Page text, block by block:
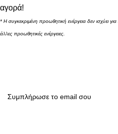
αγορά!
* Η συγκεκριμένη προωθητική ενέργεια δεν ισχύει
άλλες προωθητικές ενέργειες.